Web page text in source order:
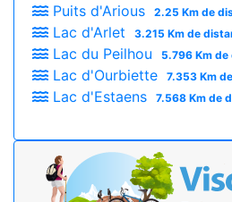
Puits d'Arious 2.25 Km de
Lac d'Arlet 3.215 Km de
Lac du Peilhou 5.796 Km de
Lac d'Ourbiette 7.353 Km
Lac d'Estaens 7.568 Km de